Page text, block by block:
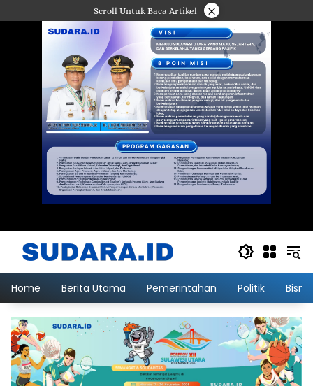
ke
Scroll Untuk Baca Artikel ×
Home Berita Utama Pemerintahan Politik